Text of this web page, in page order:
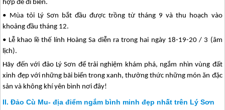
hợp để đi biển.
• Mùa tỏi Lý Sơn bắt đầu được trồng từ tháng 9 và thu hoạch vào
khoảng đầu tháng 12.
• Lễ khao lề thế lính Hoàng Sa diễn ra trong hai ngày 18-19-20 / 3 (âm
lịch).
Hãy đến với đảo Lý Sơn để trải nghiệm khám phá, ngắm nhìn vùng đất
xinh đẹp với những bãi biển trong xanh, thưởng thức những món ăn đặc
sản và không khí yên bình nơi đây!
Đảo Cù Mu- địa điểm ngắm bình minh đẹp nhất trên Lý Sơn